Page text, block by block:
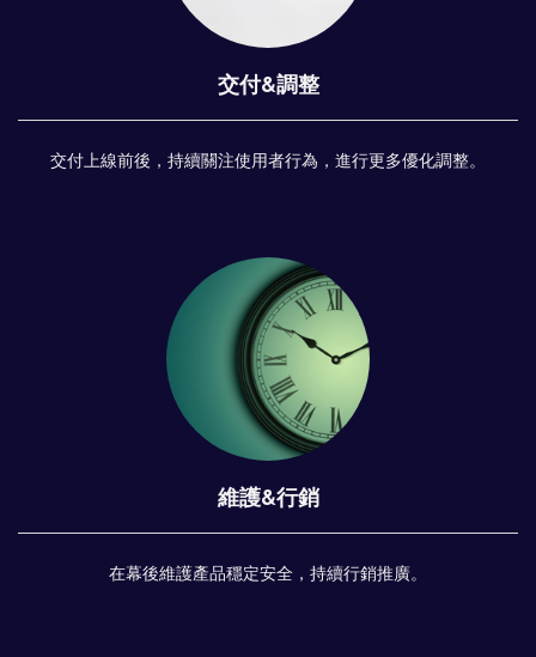
交付&調整
交付上線前後，持續關注使用者行為，進行更多優化調整。
維護&行銷
在幕後維護產品穩定安全，持續行銷推廣。